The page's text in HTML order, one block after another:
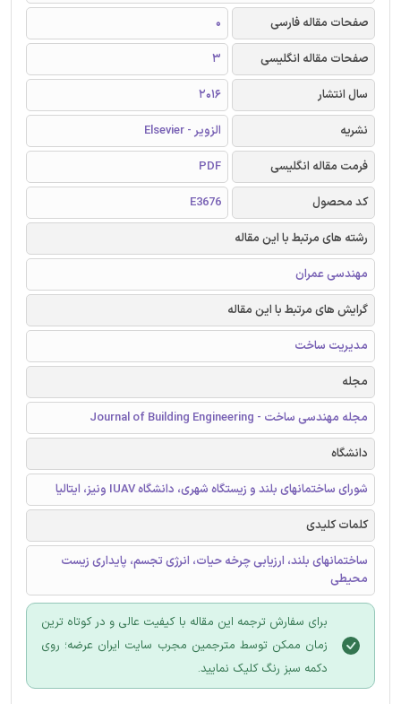
صفحات مقاله فارسی
0
صفحات مقاله انگلیسی
3
سال انتشار
2016
نشریه
الزویر - Elsevier
فرمت مقاله انگلیسی
PDF
کد محصول
E3676
رشته های مرتبط با این مقاله
مهندسی عمران
گرایش های مرتبط با این مقاله
مدیریت ساخت
مجله
مجله مهندسی ساخت - Journal of Building Engineering
دانشگاه
شورای ساختمانهای بلند و زیستگاه شهری، دانشگاه IUAV ونیز، ایتالیا
کلمات کلیدی
ساختمانهای بلند، ارزیابی چرخه حیات، انرژی تجسم، پایداری زیست
محیطی
برای سفارش ترجمه این مقاله با کیفیت عالی و در کوتاه ترین
زمان ممکن توسط مترجمین مجرب سایت ایران عرضه؛ روی
دکمه سبز رنگ کلیک نمایید.